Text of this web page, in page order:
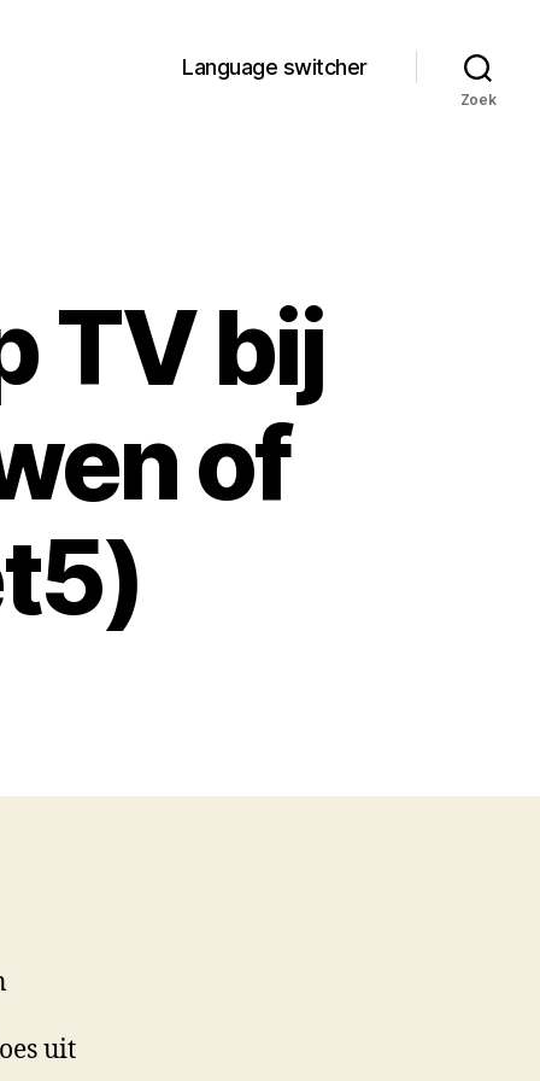
Language switcher
Zoek
TV bij
of
uit